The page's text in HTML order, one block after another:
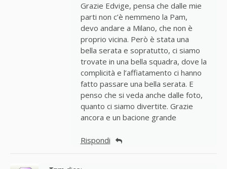
Grazie Edvige, pensa che dalle mie
parti non c’è nemmeno la Pam,
devo andare a Milano, che non è
proprio vicina. Però è stata una
bella serata e sopratutto, ci siamo
trovate in una bella squadra, dove la
complicità e l’affiatamento ci hanno
fatto passare una bella serata. E
penso che si veda anche dalle foto,
quanto ci siamo divertite. Grazie
ancora e un bacione grande
Rispondi